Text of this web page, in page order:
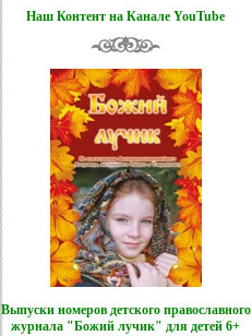
Наш Контент на Канале YouTube
Выпуски номеров детского православного
журнала "Божий лучик" для детей 6+